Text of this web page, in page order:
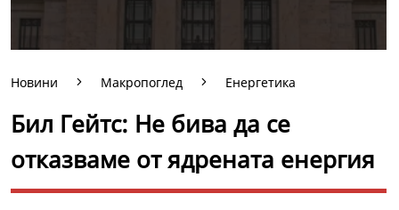
Новини Макропоглед Енергетика
Бил Гейтс: Не бива да се
отказваме от ядрената енергия